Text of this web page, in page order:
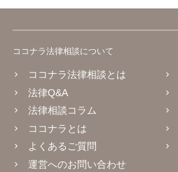
ココナラ法律相談について
ココナラ法律相談とは
法律Q&A
法律相談コラム
ココナラとは
よくあるご質問
運営へのお問い合わせ